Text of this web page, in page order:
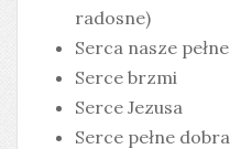
radosne)
Serca nasze
Serce brzmi
Serce Jezusa
Serce pełne